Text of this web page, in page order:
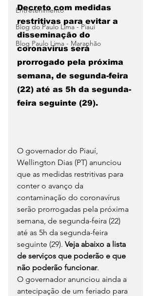
Entretenimento
Blog do Paulo Lima - Piaui
Blog Paulo Lima - Maranhão
Decreto com medidas
restritivas para evitar a
disseminação do
coronavírus será
prorrogado pela próxima
semana, de segunda-feira
(22) até as 5h da segunda-
feira seguinte (29).
O governador do Piauí,
Wellington Dias (PT) anunciou
que as medidas restritivas para
conter o avanço da
contaminação do coronavírus
serão prorrogadas pela próxima
semana, de segunda-feira (22)
até as 5h da segunda-feira
seguinte (29). Veja abaixo a lista
de serviços que poderão e que
não poderão funcionar.
O governador anunciou ainda a
antecipação de um feriado para